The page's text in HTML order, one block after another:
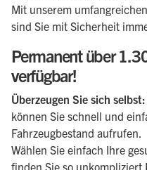
Mit unserem
sind Sie mit Sicherheit
Permanent über
verfügbar!
Überzeugen Sie sich selbst:
können Sie schnell und
Fahrzeugbestand aufrufen.
Wählen Sie einfach Ihre
finden Sie so unkompliziert